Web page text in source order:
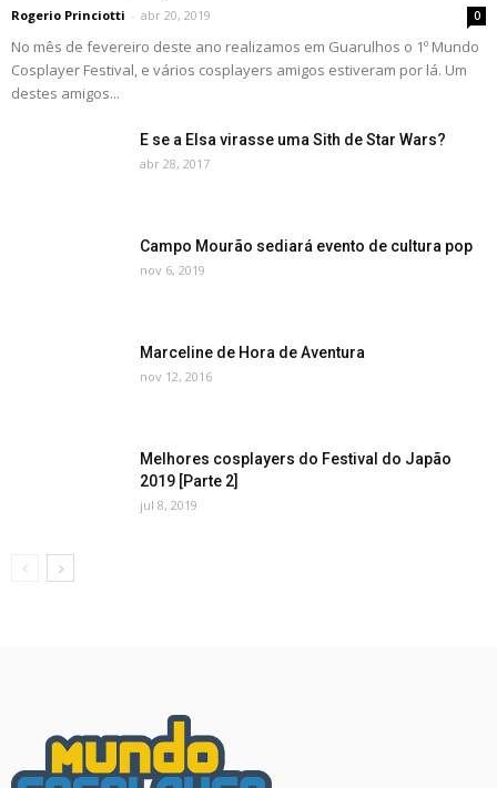
Rogerio Princiotti - abr 20, 2019 0
No mês de fevereiro deste ano realizamos em Guarulhos o 1º Mundo
Cosplayer Festival, e vários cosplayers amigos estiveram por lá. Um
destes amigos...
E se a Elsa virasse uma Sith de Star Wars?
abr 28, 2017
Campo Mourão sediará evento de cultura pop
nov 6, 2019
Marceline de Hora de Aventura
nov 12, 2016
Melhores cosplayers do Festival do Japão
2019 [Parte 2]
jul 8, 2019